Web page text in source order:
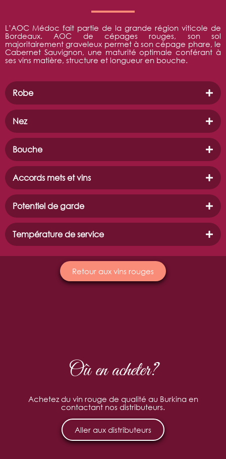
L’AOC Médoc fait partie de la grande région viticole de
Bordeaux. AOC de cépages rouges, son sol
majoritairement graveleux permet à son cépage phare, le
Cabernet Sauvignon, une maturité optimale conférant à
ses vins matière, structure et longueur en bouche.
Robe
Nez
Bouche
Accords mets et vins
Potentiel de garde
Température de service
Retour aux vins rouges
Où en acheter?
Achetez du vin rouge de qualité au Burkina en
contactant nos distributeurs.
Aller aux distributeurs